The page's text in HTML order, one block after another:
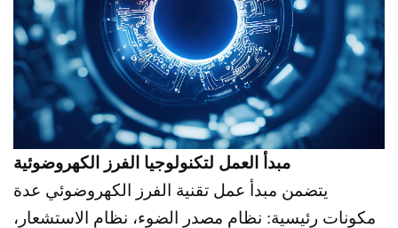
مبدأ العمل لتكنولوجيا الفرز الكهروضوئية
يتضمن مبدأ عمل تقنية الفرز الكهروضوئي عدة
مكونات رئيسية: نظام مصدر الضوء، نظام الاستشعار،